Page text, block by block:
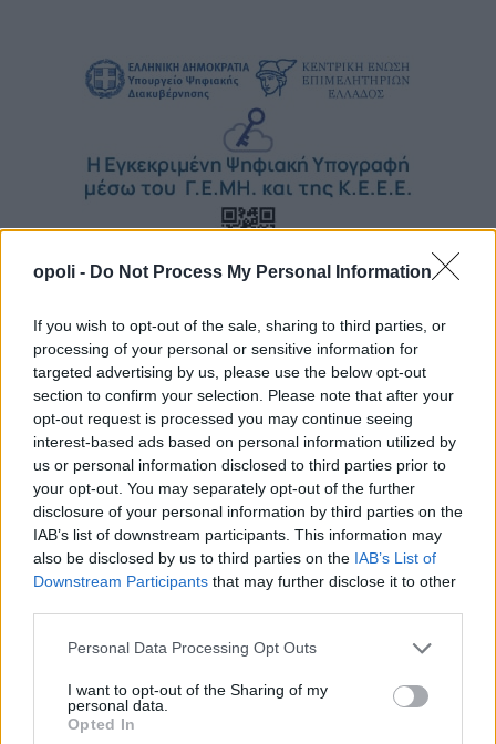
opoli - Do Not Process My Personal Information
If you wish to opt-out of the sale, sharing to third parties, or
processing of your personal or sensitive information for
targeted advertising by us, please use the below opt-out
section to confirm your selection. Please note that after your
opt-out request is processed you may continue seeing
interest-based ads based on personal information utilized by
us or personal information disclosed to third parties prior to
your opt-out. You may separately opt-out of the further
disclosure of your personal information by third parties on the
IAB’s list of downstream participants. This information may
also be disclosed by us to third parties on the IAB’s List of
Downstream Participants that may further disclose it to other
Personal Data Processing Opt Outs
I want to opt-out of the Sharing of my
personal data.
Opted In